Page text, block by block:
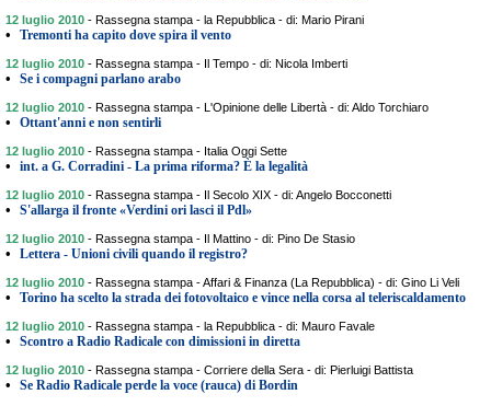
12 luglio 2010 - Rassegna stampa - la Repubblica - di: Mario Pirani
• Tremonti ha capito dove spira il vento
12 luglio 2010 - Rassegna stampa - Il Tempo - di: Nicola Imberti
• Se i compagni parlano arabo
12 luglio 2010 - Rassegna stampa - L'Opinione delle Libertà - di: Aldo Torchiaro
• Ottant'anni e non sentirli
12 luglio 2010 - Rassegna stampa - Italia Oggi Sette
• int. a G. Corradini - La prima riforma? È la legalità
12 luglio 2010 - Rassegna stampa - Il Secolo XIX - di: Angelo Bocconetti
• S'allarga il fronte «Verdini ori lasci il Pdl»
12 luglio 2010 - Rassegna stampa - Il Mattino - di: Pino De Stasio
• Lettera - Unioni civili quando il registro?
12 luglio 2010 - Rassegna stampa - Affari & Finanza (La Repubblica) - di: Gino Li Veli
• Torino ha scelto la strada dei fotovoltaico e vince nella corsa al teleriscaldamento
12 luglio 2010 - Rassegna stampa - la Repubblica - di: Mauro Favale
• Scontro a Radio Radicale con dimissioni in diretta
12 luglio 2010 - Rassegna stampa - Corriere della Sera - di: Pierluigi Battista
• Se Radio Radicale perde la voce (rauca) di Bordin